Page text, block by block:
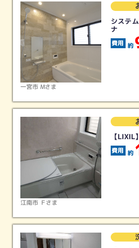
お好みのカテゴリーを
リフォーム
リフォーム
リフ
一宮市 Mさま
システ
ナ
約
江南市 Ｆさま
【
約